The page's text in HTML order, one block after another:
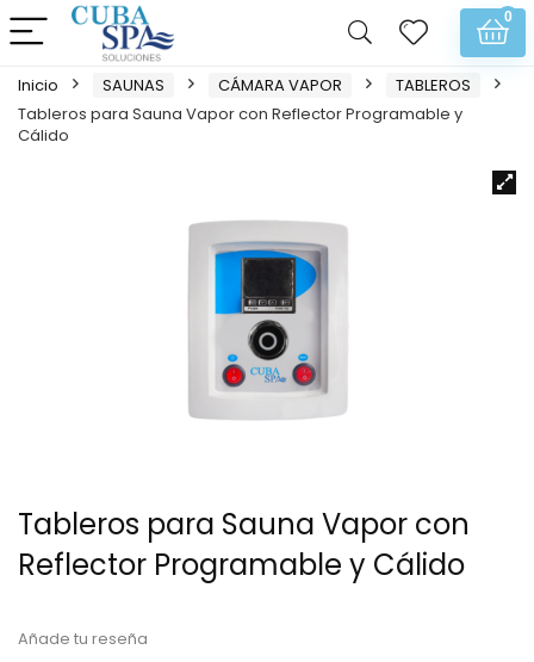
0
Inicio SAUNAS CÁMARA VAPOR
TABLEROS
Tableros para Sauna Vapor con Reflector Programable y
Cálido
Tableros para Sauna Vapor con
Reflector Programable y Cálido
Añade tu reseña